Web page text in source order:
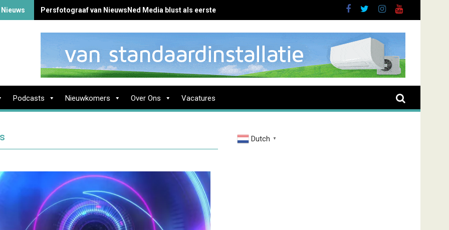
Persfotograaf van NieuwsNed Media blust als eerste brand Zenderstraat
Podcasts Nieuwkomers Over Ons Vacatures
Dutch ▼